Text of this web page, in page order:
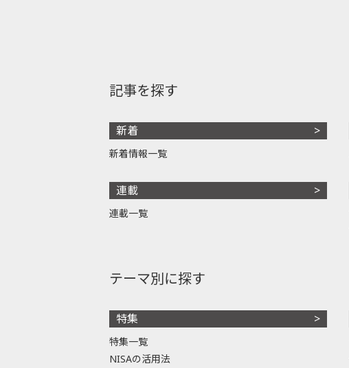
記事を探す
新着
新着情報一覧
連載
連載一覧
テーマ別に探す
特集
特集一覧
NISAの活用法